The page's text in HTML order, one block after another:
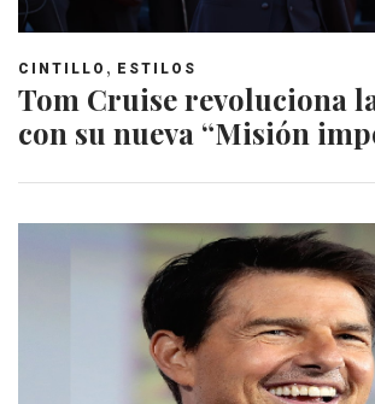
CINTILLO , ESTILOS
Tom Cruise revoluciona
con su nueva “Misión